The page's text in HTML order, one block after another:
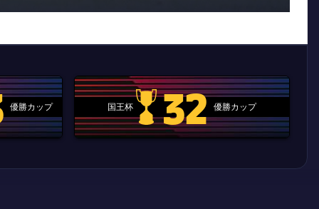
優勝カップ 国王杯
国王杯
32 優勝カップ